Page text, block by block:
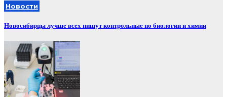
Новости
Новосибирцы лучше всех пишут контрольные по биологии и химии